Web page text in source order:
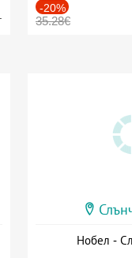
-20%
35.28€
Нобел -